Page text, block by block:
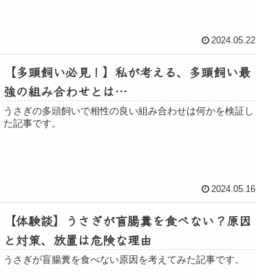
2024.05.22
【多頭飼い必見！】私が考える、多頭飼い最
強の組み合わせとは…
うさぎの多頭飼いで相性の良い組み合わせは何かを検証し
た記事です。
2024.05.16
【体験談】うさぎが盲腸糞を食べない？原因
と対策、放置は危険な理由
うさぎが盲腸糞を食べない原因を考えてみた記事です。